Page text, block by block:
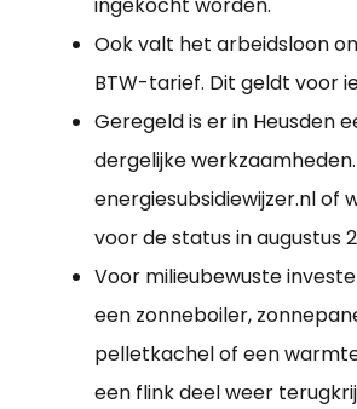
ingekocht worden.
Ook valt het arbeidsloon
BTW-tarief. Dit geldt voor
Geregeld is er in Heusden
dergelijke
energiesubsidiewijzer.nl of
voor de status in augustus
Voor milieubewuste
een zonneboiler,
pelletkachel of een
een flink deel weer